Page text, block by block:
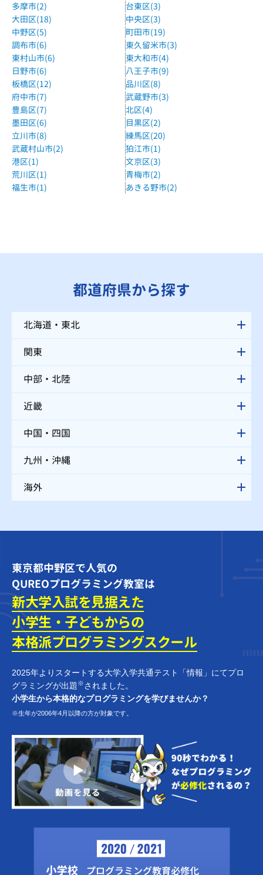
多摩市(2)
台東区(3)
大田区(18)
中央区(3)
中野区(5)
町田市(19)
調布市(6)
東久留米市(3)
東村山市(6)
東大和市(4)
日野市(6)
八王子市(9)
板橋区(12)
品川区(8)
府中市(7)
武蔵野市(3)
豊島区(7)
北区(4)
墨田区(6)
目黒区(2)
立川市(8)
練馬区(20)
武蔵村山市(2)
狛江市(1)
港区(1)
文京区(3)
荒川区(1)
青梅市(2)
福生市(1)
あきる野市(2)
都道府県から探す
北海道・東北
関東
中部・北陸
近畿
中国・四国
九州・沖縄
海外
東京都中野区で人気の
QUREOプログラミング教室は
新大学入試を見据えた
小学生・子どもからの
本格派プログラミングスクール
2025年よりスタートする大学入学共通テスト「情報」にてプロ
グラミングが出題※されました。
小学生から本格的なプログラミングを学びませんか？
※生年が2006年4月以降の方が対象です。